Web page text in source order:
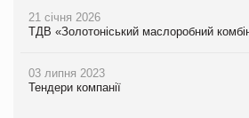
21 січня 2026
ТДВ «Золотоніський маслоробний
03 липня 2023
Тендери компанії